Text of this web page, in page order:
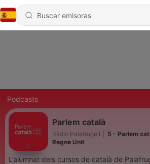
Podcasts
Parlem català
Ràdio Palafrugell
5 - Parlem
Regne Unit
L’alumnat dels cursos de català de